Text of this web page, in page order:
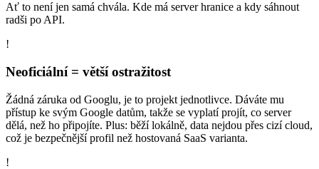
Ať to není jen samá chvála. Kde má server hranice a kdy sáhnout
radši po API.
!
Neoficiální = větší ostražitost
Žádná záruka od Googlu, je to projekt jednotlivce. Dáváte mu
přístup ke svým Google datům, takže se vyplatí projít, co server
dělá, než ho připojíte. Plus: běží lokálně, data nejdou přes cizí cloud,
což je bezpečnější profil než hostovaná SaaS varianta.
!